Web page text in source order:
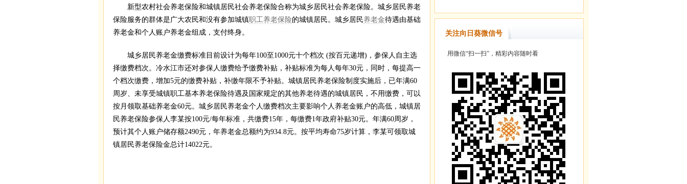
新型农村社会养老保险和城镇居民社会养老保险合称为城乡居民社会养老保险。城乡居民养老
保险服务的群体是广大农民和没有参加城镇职工养老保险的城镇居民。城乡居民养老金待遇由基础
养老金和个人账户养老金组成，支付终身。
城乡居民养老金缴费标准目前设计为每年100至1000元十个档次 (按百元递增)，参保人自主选
择缴费档次。冷水江市还对参保人缴费给予缴费补贴，补贴标准为每人每年30元，同时，每提高一
个档次缴费，增加5元的缴费补贴，补缴年限不予补贴。城镇居民养老保险制度实施后，已年满60
周岁、未享受城镇职工基本养老保险待遇及国家规定的其他养老待遇的城镇居民，不用缴费，可以
按月领取基础养老金60元。城乡居民养老金个人缴费档次主要影响个人养老金账户的高低，城镇居
民养老保险参保人李某按100元/每年标准，共缴费15年，每缴费1年政府补贴30元。年满60周岁，
预计其个人账户储存额2490元，年养老金总额约为934.8元。按平均寿命75岁计算，李某可领取城
镇居民养老保险金总计14022元。
关注向日葵微信号
用微信“扫一扫”，精彩内容随时看